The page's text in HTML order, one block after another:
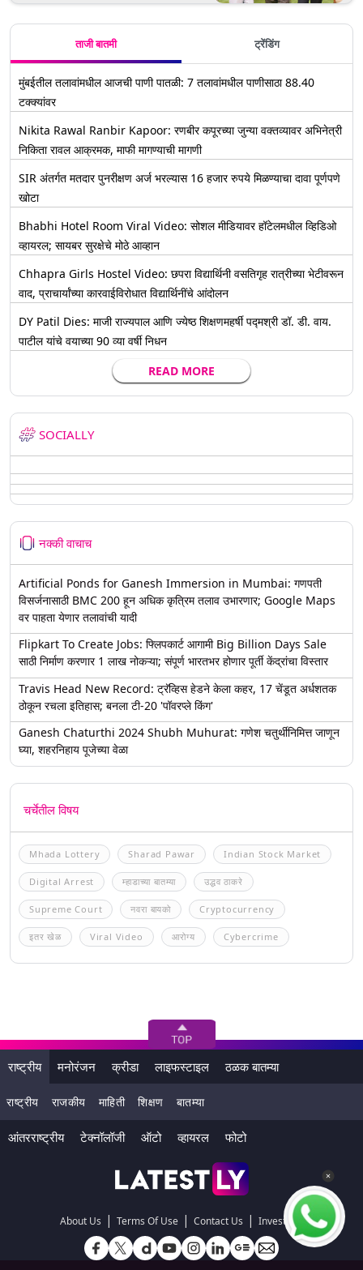
ताजी बातमी ट्रेंडिंग
मुंबईतील तलावांमधील आजची पाणी पातळी: 7 तलावांमधील पाणीसाठा 88.40
टक्क्यांवर
Nikita Rawal Ranbir Kapoor: रणबीर कपूरच्या जुन्या वक्तव्यावर अभिनेत्री
निकिता रावल आक्रमक, माफी मागण्याची मागणी
SIR अंतर्गत मतदार पुनरीक्षण अर्ज भरल्यास 16 हजार रुपये मिळण्याचा दावा पूर्णपणे
खोटा
Bhabhi Hotel Room Viral Video: सोशल मीडियावर हॉटेलमधील व्हिडिओ
व्हायरल; सायबर सुरक्षेचे मोठे आव्हान
Chhapra Girls Hostel Video: छपरा विद्यार्थिनी वसतिगृह रात्रीच्या भेटीवरून
वाद, प्राचार्यांच्या कारवाईविरोधात विद्यार्थिनींचे आंदोलन
DY Patil Dies: माजी राज्यपाल आणि ज्येष्ठ शिक्षणमहर्षी पद्मश्री डॉ. डी. वाय.
पाटील यांचे वयाच्या 90 व्या वर्षी निधन
READ MORE
SOCIALLY
नक्की वाचाच
Artificial Ponds for Ganesh Immersion in Mumbai: गणपती
विसर्जनासाठी BMC 200 हून अधिक कृत्रिम तलाव उभारणार; Google Maps
वर पाहता येणार तलावांची यादी
Flipkart To Create Jobs: फ्लिपकार्ट आगामी Big Billion Days Sale
साठी निर्माण करणार 1 लाख नोकऱ्या; संपूर्ण भारतभर होणार पूर्ती केंद्रांचा विस्तार
Travis Head New Record: ट्रॅव्हिस हेडने केला कहर, 17 चेंडूत अर्धशतक
ठोकून रचला इतिहास; बनला टी-20 'पॉवरप्ले किंग'
Ganesh Chaturthi 2024 Shubh Muhurat: गणेश चतुर्थीनिमित्त जाणून
घ्या, शहरनिहाय पूजेच्या वेळा
चर्चेतील विषय
Mhada Lottery Sharad Pawar Indian Stock Market
Digital Arrest म्हाडाच्या बातम्या उद्धव ठाकरे
Supreme Court नवरा बायको Cryptocurrency
इतर खेळ Viral Video आरोग्य Cybercrime
राष्ट्रीय मनोरंजन क्रीडा लाइफस्टाइल ठळक बातम्या
राष्ट्रीय राजकीय माहिती शिक्षण बातम्या
आंतरराष्ट्रीय टेक्नॉलॉजी ऑटो व्हायरल फोटो
About Us | Terms Of Use | Contact Us | Investors